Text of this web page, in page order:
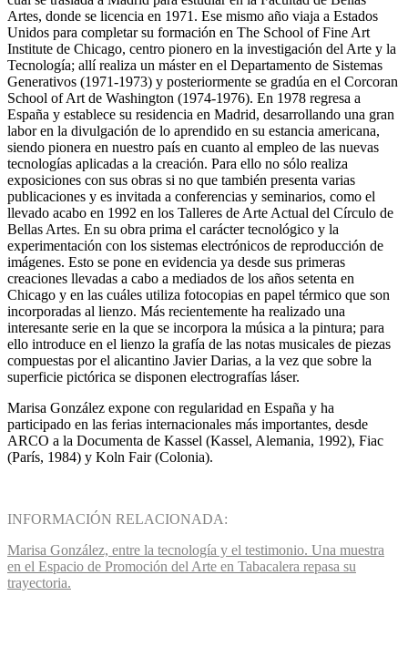
Artes, donde se licencia en 1971. Ese mismo año viaja a Estados
Unidos para completar su formación en The School of Fine Art
Institute de Chicago, centro pionero en la investigación del Arte y la
Tecnología; allí realiza un máster en el Departamento de Sistemas
Generativos (1971-1973) y posteriormente se gradúa en el Corcoran
School of Art de Washington (1974-1976). En 1978 regresa a
España y establece su residencia en Madrid, desarrollando una gran
labor en la divulgación de lo aprendido en su estancia americana,
siendo pionera en nuestro país en cuanto al empleo de las nuevas
tecnologías aplicadas a la creación. Para ello no sólo realiza
exposiciones con sus obras si no que también presenta varias
publicaciones y es invitada a conferencias y seminarios, como el
llevado acabo en 1992 en los Talleres de Arte Actual del Círculo de
Bellas Artes. En su obra prima el carácter tecnológico y la
experimentación con los sistemas electrónicos de reproducción de
imágenes. Esto se pone en evidencia ya desde sus primeras
creaciones llevadas a cabo a mediados de los años setenta en
Chicago y en las cuáles utiliza fotocopias en papel térmico que son
incorporadas al lienzo. Más recientemente ha realizado una
interesante serie en la que se incorpora la música a la pintura; para
ello introduce en el lienzo la grafía de las notas musicales de piezas
compuestas por el alicantino Javier Darias, a la vez que sobre la
superficie pictórica se disponen electrografías láser.
Marisa González expone con regularidad en España y ha
participado en las ferias internacionales más importantes, desde
ARCO a la Documenta de Kassel (Kassel, Alemania, 1992), Fiac
(París, 1984) y Koln Fair (Colonia).
INFORMACIÓN RELACIONADA:
Marisa González, entre la tecnología y el testimonio. Una muestra
en el Espacio de Promoción del Arte en Tabacalera repasa su
trayectoria.